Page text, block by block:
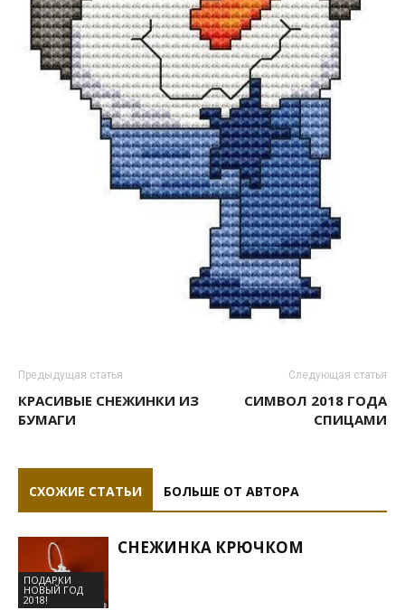
Предыдущая статья
КРАСИВЫЕ СНЕЖИНКИ ИЗ
БУМАГИ
Следующая статья
СИМВОЛ 2018 ГОДА
СПИЦАМИ
СХОЖИЕ СТАТЬИ БОЛЬШЕ ОТ АВТОРА
ПОДАРКИ
НОВЫЙ ГОД
2018!
СНЕЖИНКА КРЮЧКОМ